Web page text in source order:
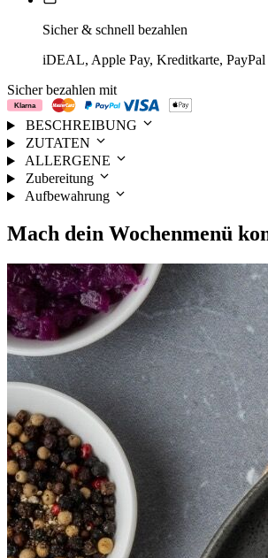
Sicher & schnell bezahlen
iDEAL, Apple Pay, Kreditkarte, PayPal
Sicher bezahlen mit
BESCHREIBUNG
ZUTATEN
ALLERGENE
Zubereitung
Aufbewahrung
Mach dein Wochenmenü